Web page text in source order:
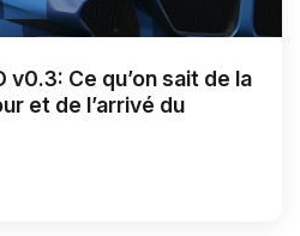
Ce qu’on sait de la
et de l’arrivé du